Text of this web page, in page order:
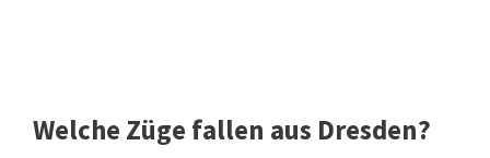
Welche Züge fallen aus Dresden?